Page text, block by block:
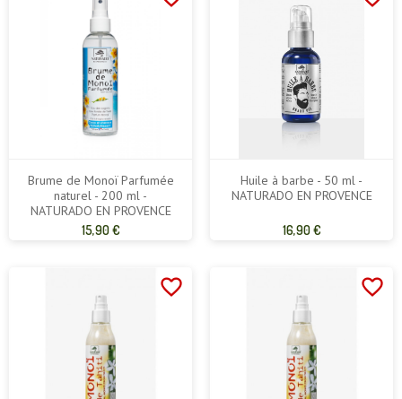
Brume de Monoï Parfumée
naturel - 200 ml -
NATURADO EN PROVENCE
Prix
15,90 €
Huile à barbe - 50 ml -
NATURADO EN PROVENCE
Prix
16,90 €
favorite_border favorite_border